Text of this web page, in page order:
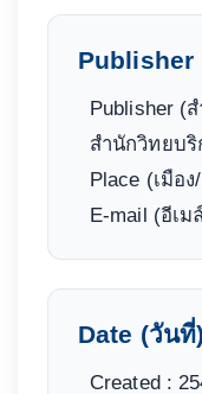
Publisher
Publisher (
สำนักวิทยบ
Place (เมือ
E-mail (อีเ
Date (วันที่)
Created :